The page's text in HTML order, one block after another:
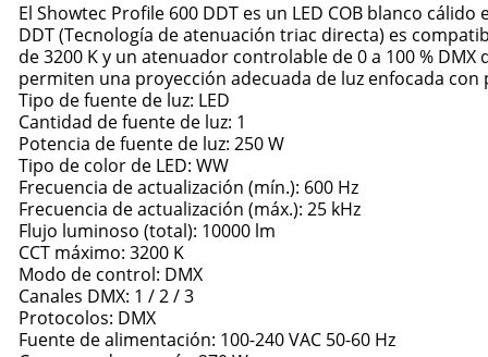
El Showtec Profile 600 DDT es un LED COB blanco
DDT (Tecnología de atenuación triac directa) es
de 3200 K y un atenuador controlable de 0 a 100 %
permiten una proyección adecuada de luz enfocada
Tipo de fuente de luz: LED
Cantidad de fuente de luz: 1
Potencia de fuente de luz: 250 W
Tipo de color de LED: WW
Frecuencia de actualización (mín.): 600 Hz
Frecuencia de actualización (máx.): 25 kHz
Flujo luminoso (total): 10000 lm
CCT máximo: 3200 K
Modo de control: DMX
Canales DMX: 1 / 2 / 3
Protocolos: DMX
Fuente de alimentación: 100-240 VAC 50-60 Hz